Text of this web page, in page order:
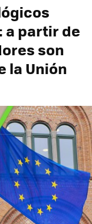
a partir de
son
la Unión